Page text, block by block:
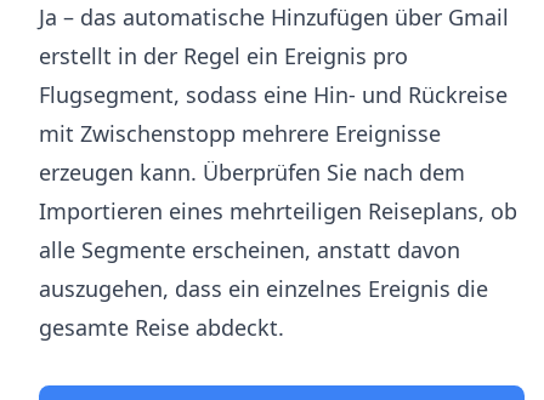
Ja – das automatische Hinzufügen über Gmail
erstellt in der Regel ein Ereignis pro
Flugsegment, sodass eine Hin- und Rückreise
mit Zwischenstopp mehrere Ereignisse
erzeugen kann. Überprüfen Sie nach dem
Importieren eines mehrteiligen Reiseplans, ob
alle Segmente erscheinen, anstatt davon
auszugehen, dass ein einzelnes Ereignis die
gesamte Reise abdeckt.